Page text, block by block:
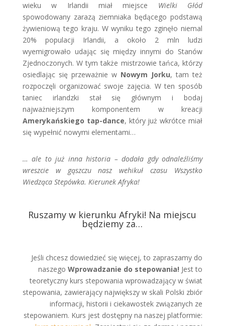
wieku w Irlandii miał miejsce Wielki Głód
spowodowany zarazą ziemniaka będącego podstawą
żywieniową tego kraju. W wyniku tego zginęło niemal
20% populacji Irlandii, a około 2 mln ludzi
wyemigrowało udając się między innymi do Stanów
Zjednoczonych. W tym także mistrzowie tańca, którzy
osiedlając się przeważnie w Nowym Jorku, tam też
rozpoczęli organizować swoje zajęcia. W ten sposób
taniec irlandzki stał się głównym i bodaj
najważniejszym komponentem w kreacji
Amerykańskiego tap-dance, który już wkrótce miał
się wypełnić nowymi elementami…
… ale to już inna historia – dodała gdy odnaleźliśmy
wreszcie w gąszczu nasz wehikuł czasu Wszystko
Wiedząca Stepówka. Kierunek Afryka!
Ruszamy w kierunku Afryki! Na miejscu
będziemy za…
Jeśli chcesz dowiedzieć się więcej, to zapraszamy do
naszegoWprowadzanie do stepowania! Jest to
teoretyczny kurs stepowania wprowadzający w świat
stepowania, zawierający największy w skali Polski zbiór
informacji, historii i ciekawostek związanych ze
stepowaniem. Kurs jest dostępny na naszej platformie: